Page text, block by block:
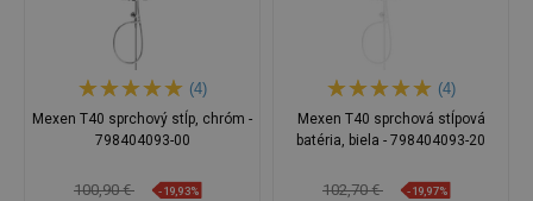
(4)
Mexen T40 sprchový stĺp, chróm -
798404093-00
100,90 € -19,93%
(4)
Mexen T40 sprchová stĺpová
batéria, biela - 798404093-20
102,70 € -19,97%